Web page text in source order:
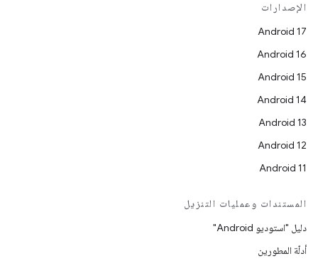
الإصدارات
Android 17
Android 16
Android 15
Android 14
Android 13
Android 12
Android 11
المستندات وعمليات التنزيل
دليل "استوديو Android"
أدلّة المطورين